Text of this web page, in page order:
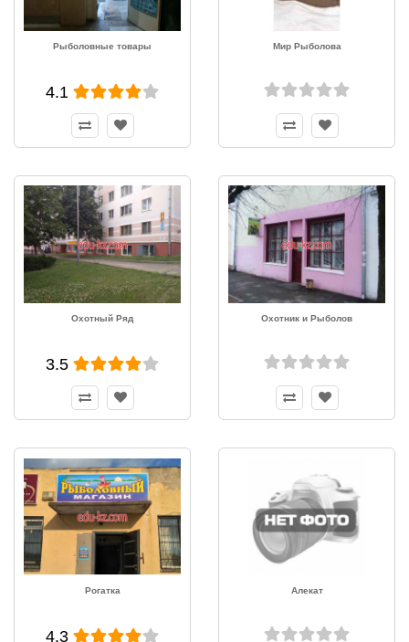
Рыболовные товары
4.1
Мир Рыболова
Охотный Ряд
3.5
Охотник и Рыболов
Рогатка
4.3
Алекат